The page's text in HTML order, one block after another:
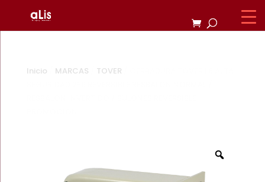
Inicio MARCAS TOVER